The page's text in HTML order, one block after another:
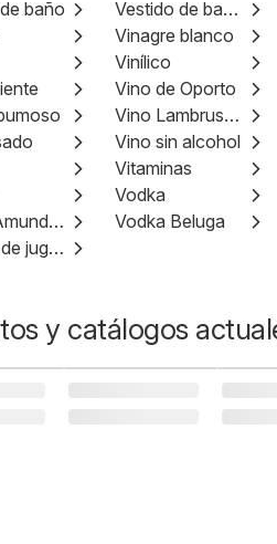
baño Vestido de baño enterno
Vinagre blanco
Vinílico
Vino de Oporto
Vino Lambrusco
Vino sin alcohol
Vitaminas
Vodka
Vodka Amundsen Vodka Beluga
Volante de juguete
y catálogos